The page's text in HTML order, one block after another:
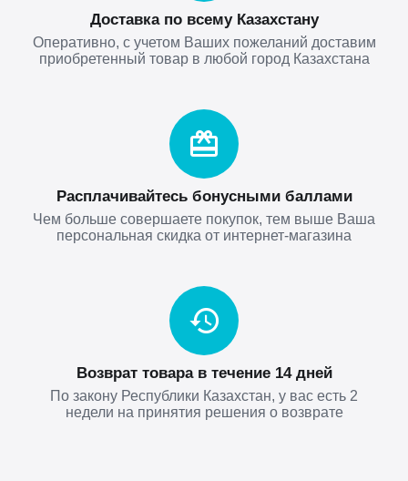
Доставка по всему Казахстану
Оперативно, с учетом Ваших пожеланий доставим
приобретенный товар в любой город Казахстана
Расплачивайтесь бонусными баллами
Чем больше совершаете покупок, тем выше Ваша
персональная скидка от интернет-магазина
Возврат товара в течение 14 дней
По закону Республики Казахстан, у вас есть 2
недели на принятия решения о возврате